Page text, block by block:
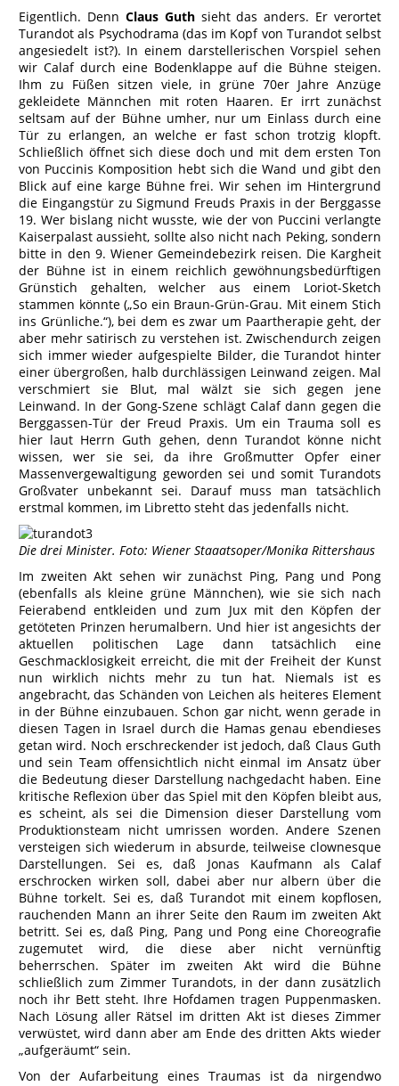
Eigentlich. Denn Claus Guthsieht das anders. Er verortet
Turandot als Psychodrama (das im Kopf von Turandot selbst
angesiedelt ist?). In einem darstellerischen Vorspiel sehen
wir Calaf durch eine Bodenklappe auf die Bühne steigen.
Ihm zu Füßen sitzen viele, in grüne 70er Jahre Anzüge
gekleidete Männchen mit roten Haaren. Er irrt zunächst
seltsam auf der Bühne umher, nur um Einlass durch eine
Tür zu erlangen, an welche er fast schon trotzig klopft.
Schließlich öffnet sich diese doch und mit dem ersten Ton
von Puccinis Komposition hebt sich die Wand und gibt den
Blick auf eine karge Bühne frei. Wir sehen im Hintergrund
die Eingangstür zu Sigmund Freuds Praxis in der Berggasse
19. Wer bislang nicht wusste, wie der von Puccini verlangte
Kaiserpalast aussieht, sollte also nicht nach Peking, sondern
bitte in den 9. Wiener Gemeindebezirk reisen. Die Kargheit
der Bühne ist in einem reichlich gewöhnungsbedürftigen
Grünstich gehalten, welcher aus einem Loriot-Sketch
stammen könnte („So ein Braun-Grün-Grau. Mit einem Stich
ins Grünliche.“), bei dem es zwar um Paartherapie geht, der
aber mehr satirisch zu verstehen ist. Zwischendurch zeigen
sich immer wieder aufgespielte Bilder, die Turandot hinter
einer übergroßen, halb durchlässigen Leinwand zeigen. Mal
verschmiert sie Blut, mal wälzt sie sich gegen jene
Leinwand. In der Gong-Szene schlägt Calaf dann gegen die
Berggassen-Tür der Freud Praxis. Um ein Trauma soll es
hier laut Herrn Guth gehen, denn Turandot könne nicht
wissen, wer sie sei, da ihre Großmutter Opfer einer
Massenvergewaltigung geworden sei und somit Turandots
Großvater unbekannt sei. Darauf muss man tatsächlich
erstmal kommen, im Libretto steht das jedenfalls nicht.
Die drei Minister. Foto: Wiener Staaatsoper/Monika Rittershaus
Im zweiten Akt sehen wir zunächst Ping, Pang und Pong
(ebenfalls als kleine grüne Männchen), wie sie sich nach
Feierabend entkleiden und zum Jux mit den Köpfen der
getöteten Prinzen herumalbern. Und hier ist angesichts der
aktuellen politischen Lage dann tatsächlich eine
Geschmacklosigkeit erreicht, die mit der Freiheit der Kunst
nun wirklich nichts mehr zu tun hat. Niemals ist es
angebracht, das Schänden von Leichen als heiteres Element
in der Bühne einzubauen. Schon gar nicht, wenn gerade in
diesen Tagen in Israel durch die Hamas genau ebendieses
getan wird. Noch erschreckender ist jedoch, daß Claus Guth
und sein Team offensichtlich nicht einmal im Ansatz über
die Bedeutung dieser Darstellung nachgedacht haben. Eine
kritische Reflexion über das Spiel mit den Köpfen bleibt aus,
es scheint, als sei die Dimension dieser Darstellung vom
Produktionsteam nicht umrissen worden. Andere Szenen
versteigen sich wiederum in absurde, teilweise clownesque
Darstellungen. Sei es, daß Jonas Kaufmann als Calaf
erschrocken wirken soll, dabei aber nur albern über die
Bühne torkelt. Sei es, daß Turandot mit einem kopflosen,
rauchenden Mann an ihrer Seite den Raum im zweiten Akt
betritt. Sei es, daß Ping, Pang und Pong eine Choreografie
zugemutet wird, die diese aber nicht vernünftig
beherrschen. Später im zweiten Akt wird die Bühne
schließlich zum Zimmer Turandots, in der dann zusätzlich
noch ihr Bett steht. Ihre Hofdamen tragen Puppenmasken.
Nach Lösung aller Rätsel im dritten Akt ist dieses Zimmer
verwüstet, wird dann aber am Ende des dritten Akts wieder
„aufgeräumt“ sein.
Von der Aufarbeitung eines Traumas ist da nirgendwo